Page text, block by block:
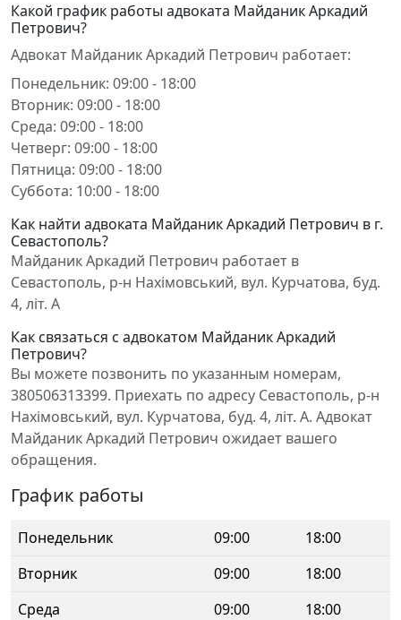
Какой график работы адвоката Майданик Аркадий
Петрович?
Адвокат Майданик Аркадий Петрович работает:
Понедельник: 09:00 - 18:00
Вторник: 09:00 - 18:00
Среда: 09:00 - 18:00
Четверг: 09:00 - 18:00
Пятница: 09:00 - 18:00
Суббота: 10:00 - 18:00
Как найти адвоката Майданик Аркадий Петрович в г.
Севастополь?
Майданик Аркадий Петрович работает в
Севастополь, р-н Нахімовський, вул. Курчатова, буд.
4, літ. А
Как связаться с адвокатом Майданик Аркадий
Петрович?
Вы можете позвонить по указанным номерам,
380506313399. Приехать по адресу Севастополь, р-н
Нахімовський, вул. Курчатова, буд. 4, літ. А. Адвокат
Майданик Аркадий Петрович ожидает вашего
обращения.
График работы
Понедельник 09:00
18:00
Вторник
09:00
18:00
Среда
09:00
18:00